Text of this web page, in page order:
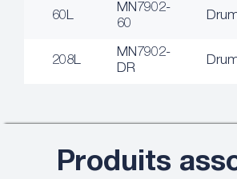
60L
MN7902-
60
208L
MN7902-
DR
Produits